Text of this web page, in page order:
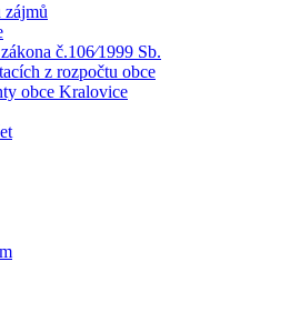
zájmů
č.106⁄1999 Sb.
z rozpočtu obce
obce Kralovice